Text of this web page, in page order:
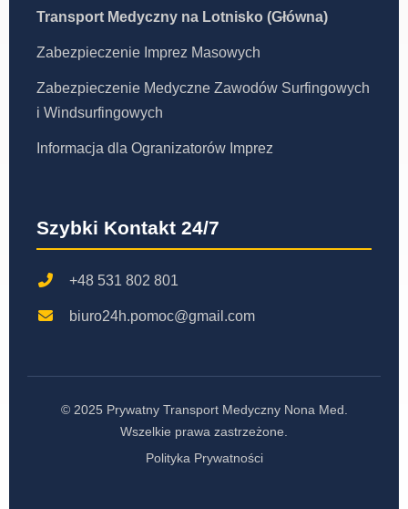
Transport Medyczny na Lotnisko (Główna)
Zabezpieczenie Imprez Masowych
Zabezpieczenie Medyczne Zawodów Surfingowych
i Windsurfingowych
Informacja dla Ogranizatorów Imprez
Szybki Kontakt 24/7
+48 531 802 801
biuro24h.pomoc@gmail.com
© 2025 Prywatny Transport Medyczny Nona Med.
Wszelkie prawa zastrzeżone.
Polityka Prywatności